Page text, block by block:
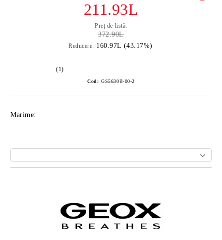
211.93L
Preț de listă:
372.90L
Reducere: 160.97L (43.17%)
(1)
Cod: GS5630B-00-2
Marime: